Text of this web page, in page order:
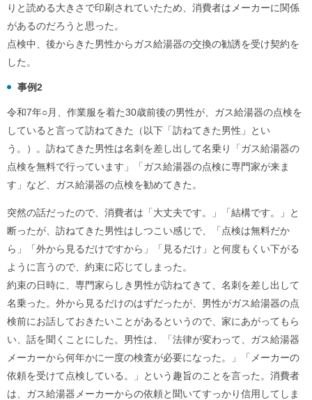
りと読める大きさで印刷されていたため、消費者はメーカーに関係
があるのだろうと思った。
点検中、後からきた男性からガス給湯器の交換の勧誘を受け契約を
した。
事例2
令和7年○月、作業服を着た30歳前後の男性が、ガス給湯器の点検を
していると言って訪ねてきた（以下「訪ねてきた男性」とい
う。）。訪ねてきた男性は名刺を差し出して名乗り「ガス給湯器の
点検を無料で行っています」「ガス給湯器の点検に専門家が来ま
す」など、ガス給湯器の点検を勧めてきた。
突然の話だったので、消費者は「大丈夫です。」「結構です。」と
断ったが、訪ねてきた男性はしつこい感じで、「点検は無料だか
ら」「外から見るだけですから」「見るだけ」と何度もくい下がる
ように言うので、約束に応じてしまった。
約束の日時に、専門家らしき男性が訪ねてきて、名刺を差し出して
名乗った。外から見るだけのはずだったが、男性がガス給湯器の点
検前にお話しておきたいことがあるというので、家にあがってもら
い、話を聞くことにした。男性は、「法律が変わって、ガス給湯器
メーカーから何年かに一度の検査が必要になった。」「メーカーの
依頼を受けて点検している。」という趣旨のことを言った。消費者
は、ガス給湯器メーカーからの依頼と聞いてすっかり信用してしま